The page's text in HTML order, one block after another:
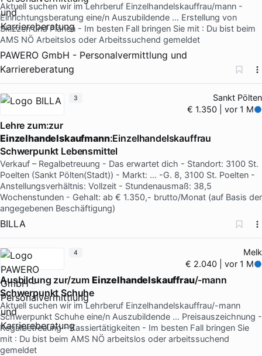
Aktuell suchen wir im Lehrberuf Einzelhandelskauffrau/mann -
Einrichtungsberatung eine/n Auszubildende … Erstellung von
Skizzen und Plänen - Im besten Fall bringen Sie mit : Du bist beim
AMS NÖ Arbeitslos oder Arbeitssuchend gemeldet
PAWERO GmbH - Personalvermittlung und
Karriereberatung
Sankt Pölten
€ 1.350 | vor 1 M
Lehre zum:zur
Einzelhandelskaufmann:Einzelhandelskauffrau
Schwerpunkt Lebensmittel
Verkauf – Regalbetreuung - Das erwartet dich - Standort: 3100 St.
Poelten (Sankt Pölten(Stadt)) - Markt: ... -G. 8, 3100 St. Poelten -
Anstellungsverhältnis: Vollzeit - Stundenausmaß: 38,5
Wochenstunden - Gehalt: ab € 1.350,- brutto/Monat (auf Basis der
angegebenen Beschäftigung)
BILLA
3
Melk
€ 2.040 | vor 1 M
Ausbildung zur/zum Einzelhandelskauffrau/-mann
Schwerpunkt Schuhe
Aktuell suchen wir im Lehrberuf Einzelhandelskauffrau/-mann
Schwerpunkt Schuhe eine/n Auszubildende … Preisauszeichnung -
Regalbetreuung - Kassiertätigkeiten - Im besten Fall bringen Sie
mit : Du bist beim AMS NÖ arbeitslos oder arbeitssuchend
gemeldet
4